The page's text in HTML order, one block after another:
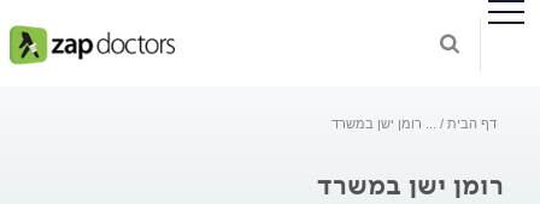
דף הבית רומן ישן במשרד
רומן ישן במשרד